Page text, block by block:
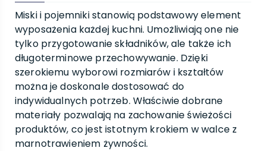
Miski i pojemniki stanowią podstawowy element
wyposażenia każdej kuchni. Umożliwiają one nie
tylko przygotowanie składników, ale także ich
długoterminowe przechowywanie. Dzięki
szerokiemu wyborowi rozmiarów i kształtów
można je doskonale dostosować do
indywidualnych potrzeb. Właściwie dobrane
materiały pozwalają na zachowanie świeżości
produktów, co jest istotnym krokiem w walce z
marnotrawieniem żywności.